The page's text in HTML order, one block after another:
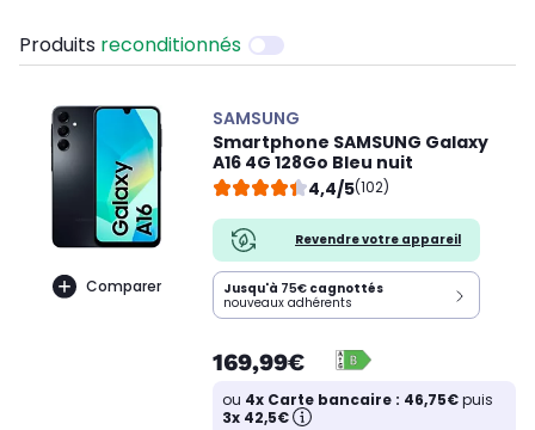
Produits reconditionnés
Comparer
SAMSUNG
Smartphone SAMSUNG Galaxy
A16 4G 128Go Bleu nuit
4,4/5(102)
Revendre votre appareil
Jusqu'à 75€ cagnottés
nouveaux adhérents
169,99€
ou 4x Carte bancaire : 46,75€puis
3x 42,5€